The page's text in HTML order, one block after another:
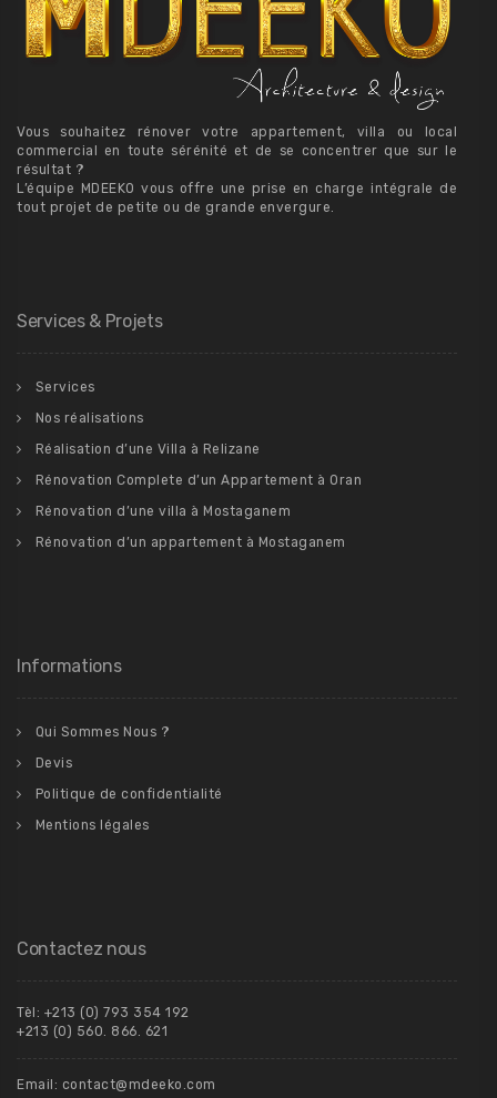
Vous souhaitez rénover votre appartement, villa ou local
commercial en toute sérénité et de se concentrer que sur le
résultat ?
L’équipe MDEEKO vous offre une prise en charge intégrale de
tout projet de petite ou de grande envergure.
Services & Projets
Services
Nos réalisations
Réalisation d’une Villa à Relizane
Rénovation Complete d’un Appartement à Oran
Rénovation d’une villa à Mostaganem
Rénovation d’un appartement à Mostaganem
Informations
Qui Sommes Nous ?
Devis
Politique de confidentialité
Mentions légales
Contactez nous
Tèl: +213 (0) 793 354 192
+213 (0) 560. 866. 621
Email: contact@mdeeko.com